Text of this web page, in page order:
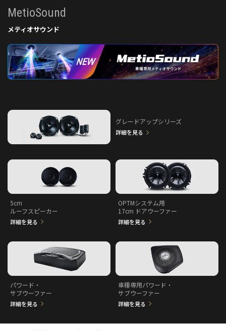
MetioSound
メティオサウンド
グレードアップシリーズ
詳細を見る
5cm
ルーフスピーカー
詳細を見る
OPTMシステム用
17cm ドアウーファー
詳細を見る
パワード・
サブウーファー
詳細を見る
車種専用パワード・
サブウーファー
詳細を見る